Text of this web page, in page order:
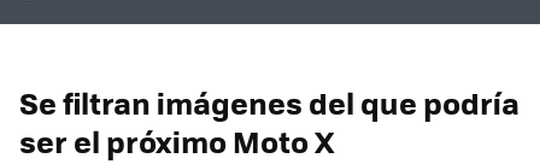
Se filtran imágenes del que podría
ser el próximo Moto X